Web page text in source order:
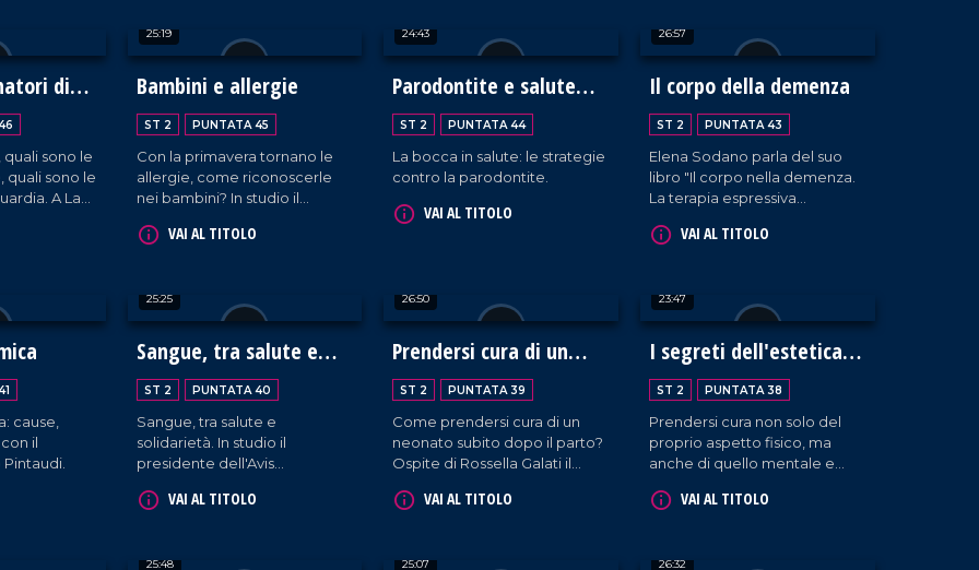
di
sono le
quali sono le
A LaC
25:19
Bambini e allergie
ST 2 PUNTATA 45
Con la primavera tornano le
allergie, come riconoscerle
nei bambini? In studio il
VAI AL TITOLO
24:43
Parodontite e salute
donna
ST 2 PUNTATA 44
La bocca in salute: le strategie
contro la parodontite.
VAI AL TITOLO
26:57
Il corpo della demenza
ST 2 PUNTATA 43
Elena Sodano parla del suo
libro "Il corpo nella demenza.
La terapia espressiva
malattia di Alzheimer e altre
VAI AL TITOLO
cause,
il
25:25
Sangue, tra salute e
solidarietà
ST 2 PUNTATA 40
Sangue, tra salute e
solidarietà. In studio il
presidente dell'Avis
Franco Pietro Parrottino, e il
VAI AL TITOLO
26:50
Prendersi cura di un
neonato
ST 2 PUNTATA 39
Come prendersi cura di un
neonato subito dopo il parto?
Ospite di Rossella Galati il
VAI AL TITOLO
23:47
I segreti dell'estetica
olistica
ST 2 PUNTATA 38
Prendersi cura non solo del
proprio aspetto fisico, ma
anche di quello mentale e
Galati Claudia Garofalo,
VAI AL TITOLO
25:48 25:07 26:32